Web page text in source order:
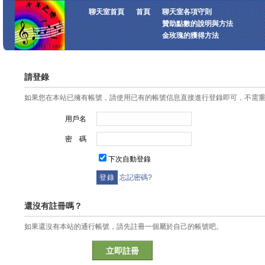
聊天室首頁 首頁
聊天室各項守則
贊助點數的說明與方法
金玫瑰的獲得方法
請登錄
如果您在本站已擁有帳號，請使用已有的帳號信息直接進行登錄即可，不需
用戶名
密 碼
下次自動登錄
忘記密碼?
還沒有註冊嗎？
如果還沒有本站的通行帳號，請先註冊一個屬於自己的帳號吧。
立即註冊